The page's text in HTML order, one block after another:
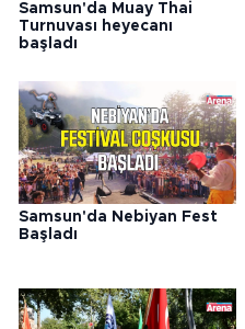
Samsun'da Muay Thai
Turnuvası heyecanı
başladı
Samsun'da Nebiyan Fest
Başladı